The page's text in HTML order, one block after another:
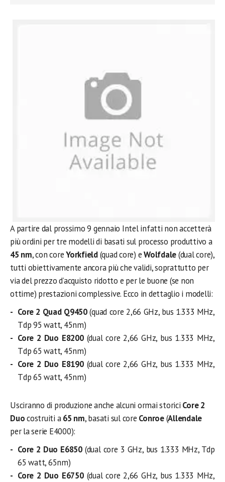
A partire dal prossimo 9 gennaio Intel infatti non accetterà
più ordini per tre modelli di basati sul processo produttivo a
45 nm, con coreYorkfield(quad core) eWolfdale(dual core),
tutti obiettivamente ancora più che validi, soprattutto per
via del prezzo d’acquisto ridotto e per le buone (se non
ottime) prestazioni complessive. Ecco in dettaglio i modelli:
Core 2 Quad Q9450(quad core 2,66 GHz, bus 1.333 MHz,
Tdp 95 watt, 45nm)
Core 2 Duo E8200(dual core 2,66 GHz, bus 1.333 MHz,
Tdp 65 watt, 45nm)
Core 2 Duo E8190(dual core 2,66 GHz, bus 1.333 MHz,
Tdp 65 watt, 45nm)
Usciranno di produzione anche alcuni ormai storici Core 2
Duocostruiti a65 nm, basati sul core Conroe(Allendale
per la serie E4000):
Core 2 Duo E6850(dual core 3 GHz, bus 1.333 MHz, Tdp
65 watt, 65nm)
Core 2 Duo E6750(dual core 2,66 GHz, bus 1.333 MHz,